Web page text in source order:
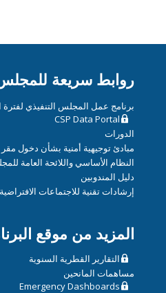
روابط سريعة
برنامج عمل المجلس التنفيذي لفترة السنتين
CSP Data Portal
الدورات
مبادئ توجيهية أمنية بشأن دخول مقر
النظام الأساسي واللائحة العامة
دليل المندوبين
إرشادات تقنية للاجتماعات الافتراضية
المزيد من موقع
التقارير القطرية السنوية
مساهمات المانحين
Emergency Dashboards